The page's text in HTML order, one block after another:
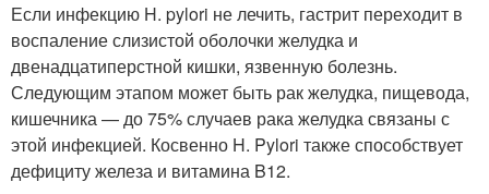
Если инфекцию H. pylori не лечить, гастрит переходит в
воспаление слизистой оболочки желудка и
двенадцатиперстной кишки, язвенную болезнь.
Следующим этапом может быть рак желудка, пищевода,
кишечника — до 75% случаев рака желудка связаны с
этой инфекцией. Косвенно H. Pylori также способствует
дефициту железа и витамина B12.